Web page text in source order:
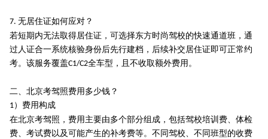
7. 无居住证如何应对？
若短期内无法取得居住证，可选择东方时尚驾校的快速通道班，通
过人证合一系统核验身份后先行建档，后续补交居住证即可正常约
考。该服务覆盖C1/C2全车型，且不收取额外费用。
二、北京考驾照费用多少钱？
1）费用构成
在北京考驾照，费用主要由多个部分组成，包括驾校培训费、体检
费、考试费以及可能产生的补考费等。不同驾校、不同班型的收费